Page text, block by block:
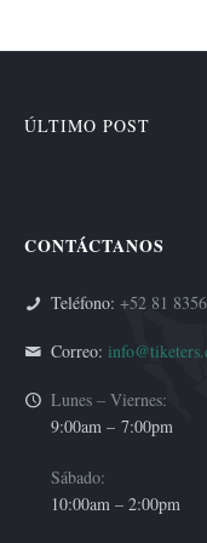
ÚLTIMO POST
CONTÁCTANOS
Teléfono: +52 81
Correo:
Lunes – Viernes:
9:00am – 7:00pm
Sábado:
10:00am – 2:00pm